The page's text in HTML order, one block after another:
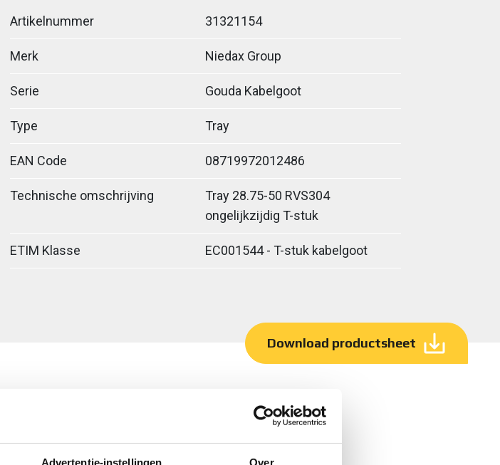
Artikelnummer 31321154
Merk Niedax Group
Serie Gouda Kabelgoot
Type Tray
EAN Code 08719972012486
Technische omschrijving
Tray 28.75-50 RVS304
ongelijkzijdig T-stuk
ETIM Klasse EC001544 - T-stuk kabelgoot
Download productsheet